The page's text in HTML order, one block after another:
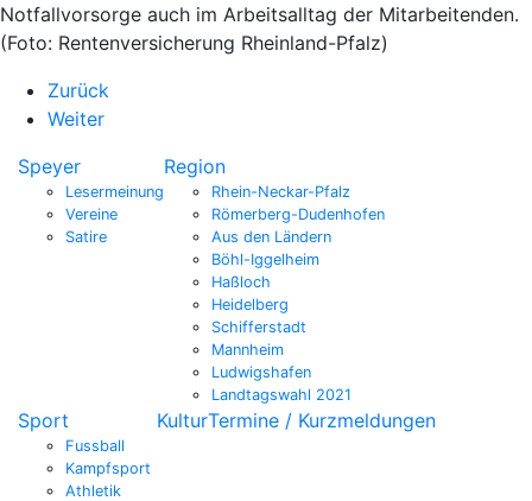
Notfallvorsorge auch im Arbeitsalltag der Mitarbeitenden.
(Foto: Rentenversicherung Rheinland-Pfalz)
Zurück
Weiter
Speyer
Lesermeinung
Vereine
Satire
Region
Rhein-Neckar-Pfalz
Römerberg-Dudenhofen
Aus den Ländern
Böhl-Iggelheim
Haßloch
Heidelberg
Schifferstadt
Mannheim
Ludwigshafen
Landtagswahl 2021
Sport
Fussball
Kampfsport
Athletik
KulturTermine / Kurzmeldungen